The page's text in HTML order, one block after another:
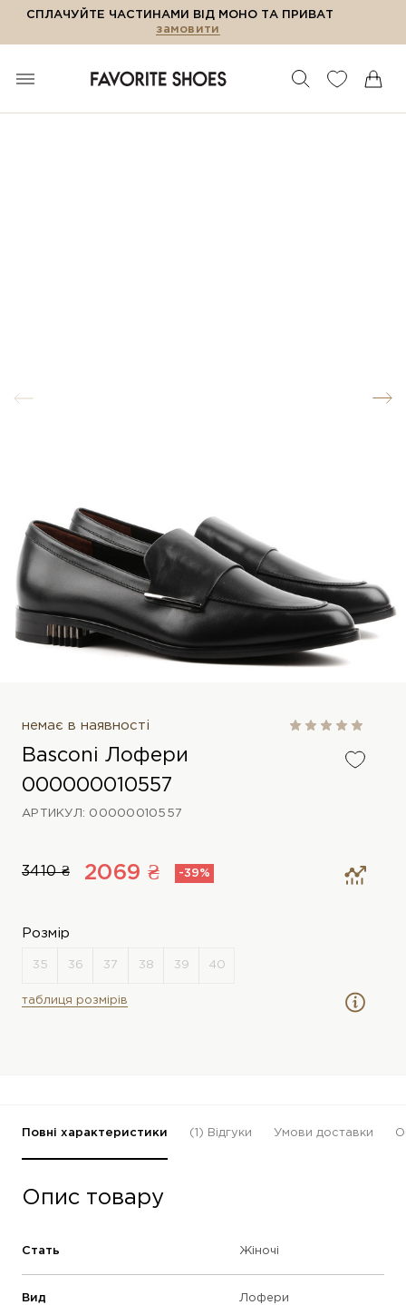
СПЛАЧУЙТЕ ЧАСТИНАМИ ВІД МОНО ТА ПРИВАТ
замовити
немає в наявності
Basconi Лофери
000000010557
АРТИКУЛ: 00000010557
3410 ₴ 2069 ₴ -39%
Розмір
таблиця розмірів
Повні характеристики (1) Відгуки Умови доставки
Опис товару
Стать Жіночі
Вид Лофери